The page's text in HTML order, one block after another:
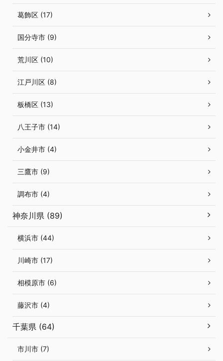
葛飾区 (17)
国分寺市 (9)
荒川区 (10)
江戸川区 (8)
板橋区 (13)
八王子市 (14)
小金井市 (4)
三鷹市 (9)
調布市 (4)
神奈川県 (89)
横浜市 (44)
川崎市 (17)
相模原市 (6)
藤沢市 (4)
千葉県 (64)
市川市 (7)